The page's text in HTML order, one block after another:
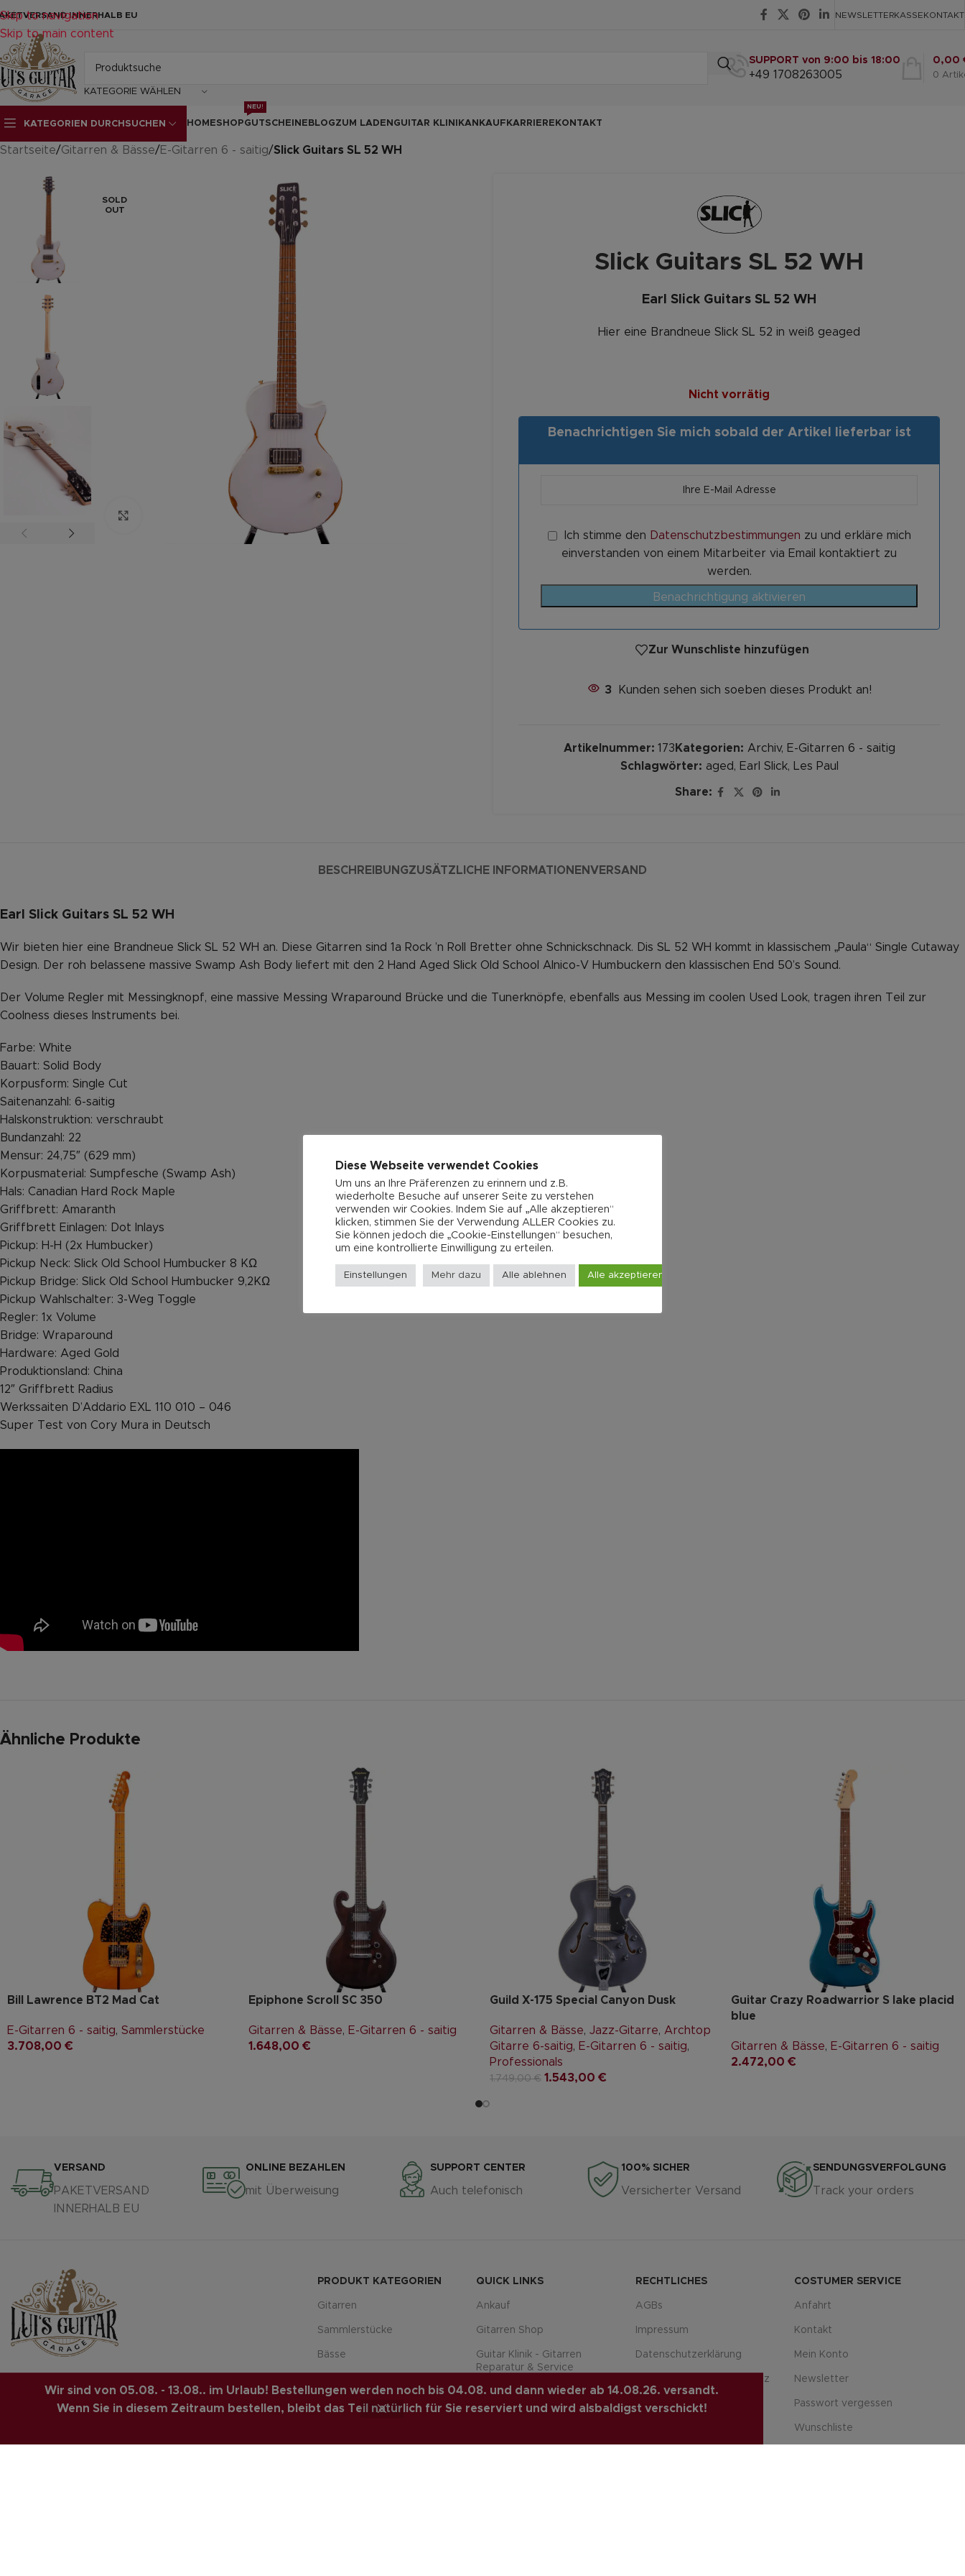
Wir sind von 05.08. - 13.08.. im Urlaub! Bestellungen werden noch bis 04.08. und dann wieder ab 14.08.26. versandt.
Wenn Sie in diesem Zeitraum bestellen, bleibt das Teil natürlich für Sie reserviert und wird alsbaldigst verschickt!
Skip to navigation
Skip to main content
INNERHALB EU NEWSLETTERKASSEKONTAKT
KATEGORIE WÄHLEN
SUPPORT von 9:00 bis 18:00
+49 1708263005 0
0,00
KATEGORIEN DURCHSUCHEN HOMESHOPGUTSCHEINE
NEU!
BLOGZUM LADEN GUITAR KLINIKANKAUF KARRIERE KONTAKT
Startseite/Gitarren & Bässe/E-Gitarren 6 - saitig/Slick Guitars SL 52 WH
SOLD
OUT
Zum vergrößern anklicken
Slick Guitars SL 52 WH
Earl Slick Guitars SL 52 WH
Hier eine Brandneue Slick SL 52 in weiß geaged
Nicht vorrätig
Benachrichtigen Sie mich sobald der Artikel lieferbar ist
Ich stimme den Datenschutzbestimmungen zu und erkläre mich
einverstanden von einem Mitarbeiter via Email kontaktiert zu
werden.
Benachrichtigung aktivieren
Zur Wunschliste hinzufügen
3 Kunden sehen sich soeben dieses Produkt an!
Artikelnummer: 173 Kategorien: Archiv, E-Gitarren 6 - saitig
Schlagwörter: aged, Earl Slick, Les Paul
Share:
BESCHREIBUNGZUSÄTZLICHE INFORMATIONEN VERSAND
Earl Slick Guitars SL 52 WH
Wir bieten hier eine Brandneue Slick SL 52 WH an. Diese Gitarren sind 1a Rock ’n Roll Bretter ohne Schnickschnack. Dis SL 52 WH kommt in klassischem „Paula“ Single Cutaway
Design. Der roh belassene massive Swamp Ash Body liefert mit den 2 Hand Aged Slick Old School Alnico-V Humbuckern den klassischen End 50’s Sound.
Der Volume Regler mit Messingknopf, eine massive Messing Wraparound Brücke und die Tunerknöpfe, ebenfalls aus Messing im coolen Used Look, tragen ihren Teil zur
Coolness dieses Instruments bei.
Farbe: White
Bauart: Solid Body
Korpusform: Single Cut
Saitenanzahl: 6-saitig
Halskonstruktion: verschraubt
Bundanzahl: 22
Mensur: 24,75″ (629 mm)
Korpusmaterial: Sumpfesche (Swamp Ash)
Hals: Canadian Hard Rock Maple
Griffbrett: Amaranth
Griffbrett Einlagen: Dot Inlays
Pickup: H-H (2x Humbucker)
Pickup Neck: Slick Old School Humbucker 8 KΩ
Pickup Bridge: Slick Old School Humbucker 9,2KΩ
Pickup Wahlschalter: 3-Weg Toggle
Regler: 1x Volume
Bridge: Wraparound
Hardware: Aged Gold
Produktionsland: China
12″ Griffbrett Radius
Werkssaiten D’Addario EXL 110 010 – 046
Super Test von Cory Mura in Deutsch
Ähnliche Produkte
Bill Lawrence BT2 Mad Cat
E-Gitarren 6 - saitig, Sammlerstücke
3.708,00 €
Epiphone Scroll SC 350
Gitarren & Bässe, E-Gitarren 6 - saitig
1.648,00 €
Guild X-175 Special Canyon Dusk
Gitarren & Bässe, Jazz-Gitarre, Archtop
Gitarre 6-saitig, E-Gitarren 6 - saitig,
Professionals
1.749,00€ 1.543,00 €
Guitar Crazy Roadwarrior S lake placid
blue
Gitarren & Bässe, E-Gitarren 6 - saitig
2.472,00 €
VERSAND
PAKETVERSAND
INNERHALB EU
ONLINE BEZAHLEN
mit Überweisung
SUPPORT CENTER
Auch telefonisch
100% SICHER
Versicherter Versand
SENDUNGSVERFOLGUNG
Track your orders
96465 Neustadt
Phone: +49 1708263005
PRODUKT KATEGORIEN
Gitarren
Sammlerstücke
Bässe
Für Professionals
QUICK LINKS
Ankauf
Gitarren Shop
Guitar Klinik - Gitarren
Reparatur & Service
Home
RECHTLICHES
AGBs
Impressum
Datenschutzerklärung
Privatsphäre & Datenschutz
Widerrufsrecht
COSTUMER SERVICE
Anfahrt
Kontakt
Mein Konto
Newsletter
Passwort vergessen
Wunschliste
Diese Webseite verwendet Cookies
Um uns an Ihre Präferenzen zu erinnern und z.B.
wiederholte Besuche auf unserer Seite zu verstehen
verwenden wir Cookies. Indem Sie auf „Alle akzeptieren“
klicken, stimmen Sie der Verwendung ALLER Cookies zu.
Sie können jedoch die „Cookie-Einstellungen“ besuchen,
um eine kontrollierte Einwilligung zu erteilen.
Einstellungen Mehr dazu Alle ablehnen Alle akzeptieren